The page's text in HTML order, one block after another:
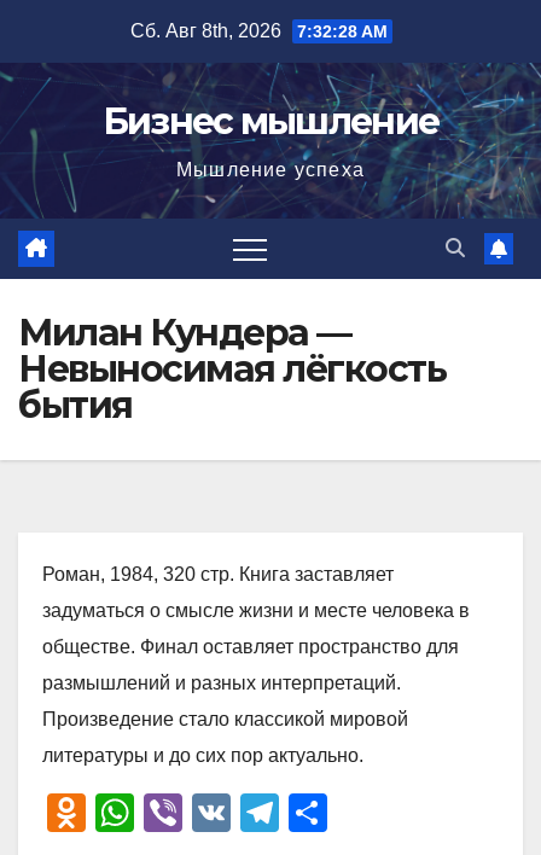
содержимому
Сб. Авг 8th, 2026 7:32:29 AM
Бизнес мышление
Мышление успеха
Милан Кундера —
Невыносимая лёгкость
бытия
Роман, 1984, 320 стр. Книга заставляет
задуматься о смысле жизни и месте человека в
обществе. Финал оставляет пространство для
размышлений и разных интерпретаций.
Произведение стало классикой мировой
литературы и до сих пор актуально.
O
W
Vi
V
T